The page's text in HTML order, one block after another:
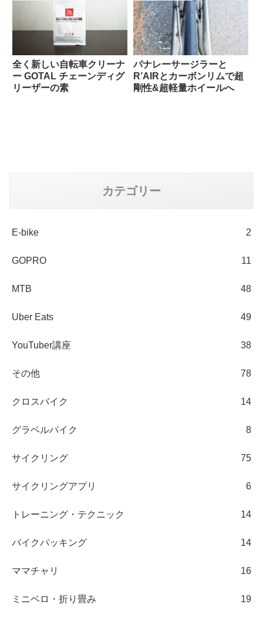
全く新しい自転車クリーナ
ー GOTAL チェーンディグ
リーザーの素
パナレーサージラーと
R’AIRとカーボンリムで超
剛性&超軽量ホイールへ
カテゴリー
E-bike 2
GOPRO 11
MTB 48
Uber Eats 49
YouTuber講座 38
その他 78
クロスバイク 14
グラベルバイク 8
サイクリング 75
サイクリングアプリ 6
トレーニング・テクニック 14
バイクパッキング 14
ママチャリ 16
ミニベロ・折り畳み 19